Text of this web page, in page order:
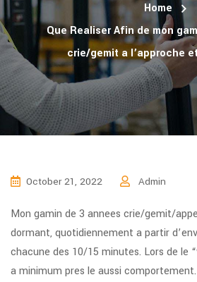
Home
Que Realiser Afin de mon
crie/gemit a l’approche
October 21, 2022 Admin
Mon gamin de 3 annees crie/gemit/
dormant, quotidiennement a partir
chacune des 10/15 minutes. Lors de le
a minimum pres le aussi